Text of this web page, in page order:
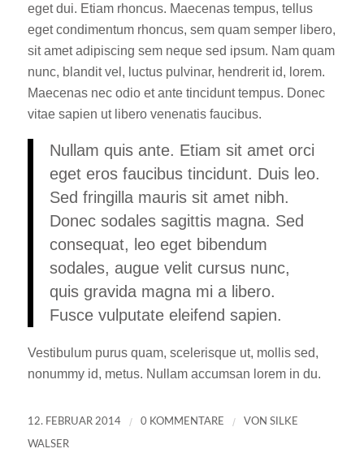
eget dui. Etiam rhoncus. Maecenas tempus, tellus
eget condimentum rhoncus, sem quam semper libero,
sit amet adipiscing sem neque sed ipsum. Nam quam
nunc, blandit vel, luctus pulvinar, hendrerit id, lorem.
Maecenas nec odio et ante tincidunt tempus. Donec
vitae sapien ut libero venenatis faucibus.
Nullam quis ante. Etiam sit amet orci
eget eros faucibus tincidunt. Duis leo.
Sed fringilla mauris sit amet nibh.
Donec sodales sagittis magna. Sed
consequat, leo eget bibendum
sodales, augue velit cursus nunc,
quis gravida magna mi a libero.
Fusce vulputate eleifend sapien.
Vestibulum purus quam, scelerisque ut, mollis sed,
nonummy id, metus. Nullam accumsan lorem in du.
12. FEBRUAR 2014 / 0 KOMMENTARE / VON SILKE
WALSER